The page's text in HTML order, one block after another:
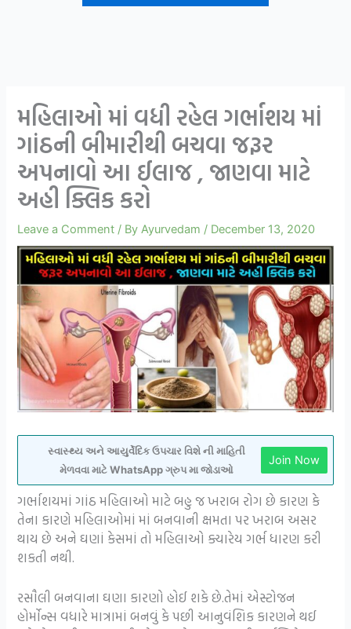
મહિલાઓ માં વધી રહેલ ગર્ભાશય માં
ગાંઠની બીમારીથી બચવા જરૂર
અપનાવો આ ઈલાજ , જાણવા માટે
અહી ક્લિક કરો
Leave a Comment / ByAyurvedam / December 13, 2020
સ્વાસ્થ્ય અને આયુર્વેદિક ઉપચાર વિશે ની માહિતી
મેળવવા માટે WhatsApp ગ્રુપ મા જોડાઓ
Join Now
ગર્ભાશયમાં ગાંઠ મહિલાઓ માટે બહુ જ ખરાબ રોગ છે કારણ કે
તેના કારણે મહિલાઓમાં માં બનવાની ક્ષમતા પર ખરાબ અસર
થાય છે અને ઘણાં કેસમાં તો મહિલાઓ ક્યારેય ગર્ભ ધારણ કરી
શકતી નથી.
રસૌલી બનવાના ઘણા કારણો હોઈ શકે છે.તેમાં એસ્ટોજન
હોર્મોન્સ વધારે માત્રામાં બનવું કે પછી આનુવંશિક કારણને થઈ